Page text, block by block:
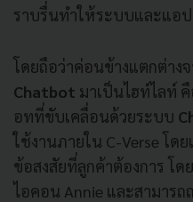
ราบรื่นทำให้ระบบและแอ
โดยถือว่าค่อนข้างแตกต่าง
Chatbot มาเป็นไฮท์ไลท์ คื
อทที่ขับเคลื่อนด้วยระบบ
ใช้งานภายใน C-Verse โด
ข้อสงสัยที่ลูกค้าต้องการ โ
ไอคอน Annie และสามาร